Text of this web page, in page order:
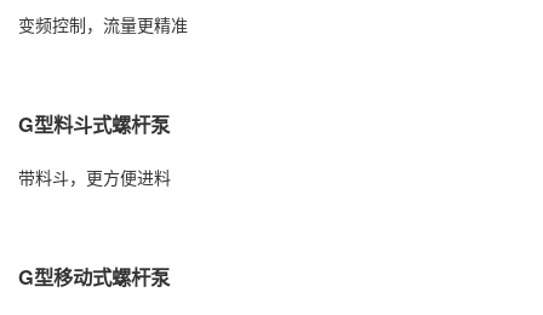
变频控制，流量更精准
G型料斗式螺杆泵
带料斗，更方便进料
G型移动式螺杆泵